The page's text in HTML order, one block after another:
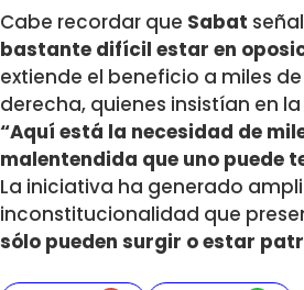
Cabe recordar que Sabat
bastante difícil estar en
extiende el beneficio a miles
derecha, quienes insistían en
“Aquí está la necesidad de
malentendida que uno puede
La iniciativa ha generado
inconstitucionalidad que
sólo pueden surgir o estar